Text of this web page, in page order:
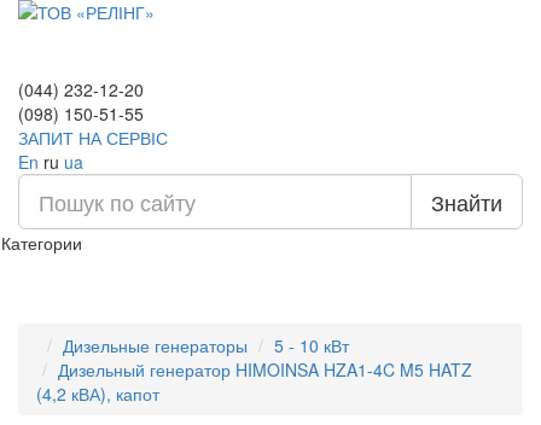
(044) 232-12-20
(098) 150-51-55
ЗАПИТ НА СЕРВІС
En ru ua
Знайти
Категории
Дизельные генераторы
5 - 10 кВт
Дизельный генератор HIMOINSA HZA1-4C M5 HATZ
(4,2 кВА), капот